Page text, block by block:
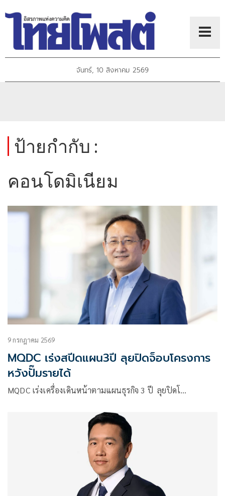
จันทร์, 10 สิงหาคม 2569
ป้ายกำกับ :
คอนโดมิเนียม
9 กรกฎาคม 2569
MQDC เร่งสปีดแผน3ปี ลุยปิดจ็อบโครงการ
หวังปั๊มรายได้
MQDC เร่งเครื่องเดินหน้าตามแผนธุรกิจ 3 ปี ลุยปิดโ…